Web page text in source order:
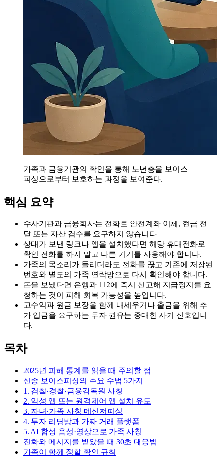
가족과 금융기관의 확인을 통해 노년층을 보이스
피싱으로부터 보호하는 과정을 보여준다.
핵심 요약
수사기관과 금융회사는 전화로 안전계좌 이체, 현금 전
달 또는 자산 검수를 요구하지 않습니다.
상대가 보낸 링크나 앱을 설치했다면 해당 휴대전화로
확인 전화를 하지 말고 다른 기기를 사용해야 합니다.
가족의 목소리가 들리더라도 전화를 끊고 기존에 저장된
번호와 별도의 가족 연락망으로 다시 확인해야 합니다.
돈을 보냈다면 은행과 112에 즉시 신고해 지급정지를 요
청하는 것이 피해 회복 가능성을 높입니다.
고수익과 원금 보장을 함께 내세우거나 출금을 위해 추
가 입금을 요구하는 투자 권유는 중대한 사기 신호입니
다.
목차
2025년 피해 통계를 읽을 때 주의할 점
신종 보이스피싱의 주요 수법 5가지
1. 검찰·경찰·금융감독원 사칭
2. 악성 앱 또는 원격제어 앱 설치 유도
3. 자녀·가족 사칭 메신저피싱
4. 투자 리딩방과 가짜 거래 플랫폼
5. AI 합성 음성·영상으로 가족 사칭
전화와 메시지를 받았을 때 30초 대응법
가족이 함께 정할 확인 규칙